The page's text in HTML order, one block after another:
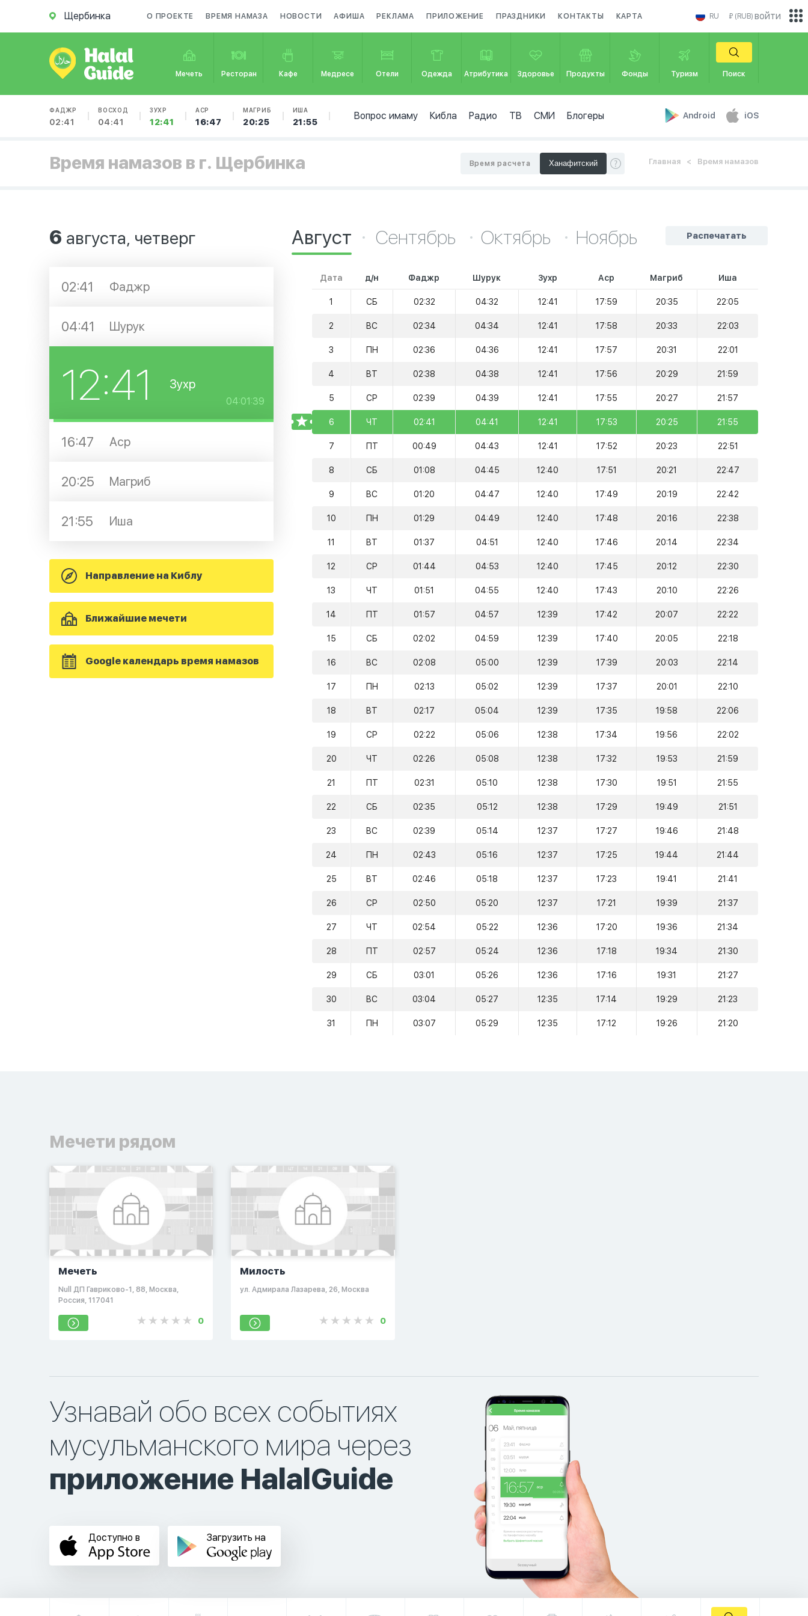
Щербинка О ПРОЕКТЕ ВРЕМЯ НАМАЗА НОВОСТИ АФИША РЕКЛАМА ПРИЛОЖЕНИЕ ПРАЗДНИКИ КОНТАКТЫ КАРТА RU ₽ (RUB)
Мечеть Ресторан Кафе Медресе Отели Одежда Атрибутика Здоровье Продукты Фонды Туризм Поиск
ФАДЖР
02:41
ВОСХОД
04:41
ЗУХР
12:41
АСР
16:47
МАГРИБ
20:25
ИША
21:55
Вопрос имаму Кибла Радио ТВ СМИ Блогеры Android iOS
войти
Время намазов в г. Щербинка Главная Время намазов
Время расчета
6 августа, четверг
02:41 Фаджр
04:41 Шурук
12:41 Зухр
04:01:38
16:47 Аср
20:25 Магриб
21:55 Иша
Направление на Киблу
Ближайшие мечети
Google календарь время намазов
Распечатать
Август Сентябрь Октябрь Ноябрь
Дата д/н Фаджр Шурук Зухр Аср Магриб Иша
1 СБ 02:32 04:32 12:41 17:59 20:35 22:05
2 ВС 02:34 04:34 12:41 17:58 20:33 22:03
3 ПН 02:36 04:36 12:41 17:57 20:31 22:01
4 ВТ 02:38 04:38 12:41 17:56 20:29 21:59
5 СР 02:39 04:39 12:41 17:55 20:27 21:57
TODAY
6 ЧТ 02:41 04:41 12:41 17:53 20:25 21:55
7 ПТ 00:49 04:43 12:41 17:52 20:23 22:51
8 СБ 01:08 04:45 12:40 17:51 20:21 22:47
9 ВС 01:20 04:47 12:40 17:49 20:19 22:42
10 ПН 01:29 04:49 12:40 17:48 20:16 22:38
11 ВТ 01:37 04:51 12:40 17:46 20:14 22:34
12 СР 01:44 04:53 12:40 17:45 20:12 22:30
13 ЧТ 01:51 04:55 12:40 17:43 20:10 22:26
14 ПТ 01:57 04:57 12:39 17:42 20:07 22:22
15 СБ 02:02 04:59 12:39 17:40 20:05 22:18
16 ВС 02:08 05:00 12:39 17:39 20:03 22:14
17 ПН 02:13 05:02 12:39 17:37 20:01 22:10
18 ВТ 02:17 05:04 12:39 17:35 19:58 22:06
19 СР 02:22 05:06 12:38 17:34 19:56 22:02
20 ЧТ 02:26 05:08 12:38 17:32 19:53 21:59
21 ПТ 02:31 05:10 12:38 17:30 19:51 21:55
22 СБ 02:35 05:12 12:38 17:29 19:49 21:51
23 ВС 02:39 05:14 12:37 17:27 19:46 21:48
24 ПН 02:43 05:16 12:37 17:25 19:44 21:44
25 ВТ 02:46 05:18 12:37 17:23 19:41 21:41
26 СР 02:50 05:20 12:37 17:21 19:39 21:37
27 ЧТ 02:54 05:22 12:36 17:20 19:36 21:34
28 ПТ 02:57 05:24 12:36 17:18 19:34 21:30
29 СБ 03:01 05:26 12:36 17:16 19:31 21:27
30 ВС 03:04 05:27 12:35 17:14 19:29 21:23
31 ПН 03:07 05:29 12:35 17:12 19:26 21:20
Мечети рядом
Мечеть
Null ДП Гавриково-1, 88, Москва,
Россия, 117041
0
Милость
ул. Адмирала Лазарева, 26, Москва
0
Узнавай обо всех событиях
мусульманского мира через
приложение HalalGuide
Доступно в Загрузить на